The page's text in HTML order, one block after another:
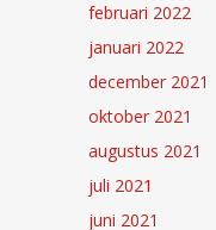
februari 2022
januari 2022
december 2021
oktober 2021
augustus 2021
juli 2021
juni 2021